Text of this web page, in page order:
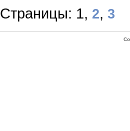
Страницы: 1, 2, 3